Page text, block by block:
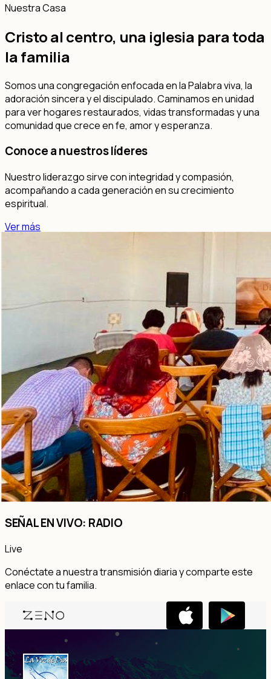
Nuestra Casa
Cristo al centro, una iglesia para toda
la familia
Somos una congregación enfocada en la Palabra viva, la
adoración sincera y el discipulado. Caminamos en unidad
para ver hogares restaurados, vidas transformadas y una
comunidad que crece en fe, amor y esperanza.
Conoce a nuestros líderes
Nuestro liderazgo sirve con integridad y compasión,
acompañando a cada generación en su crecimiento
espiritual.
Ver más
SEÑAL EN VIVO: RADIO
Live
Conéctate a nuestra transmisión diaria y comparte este
enlace con tu familia.